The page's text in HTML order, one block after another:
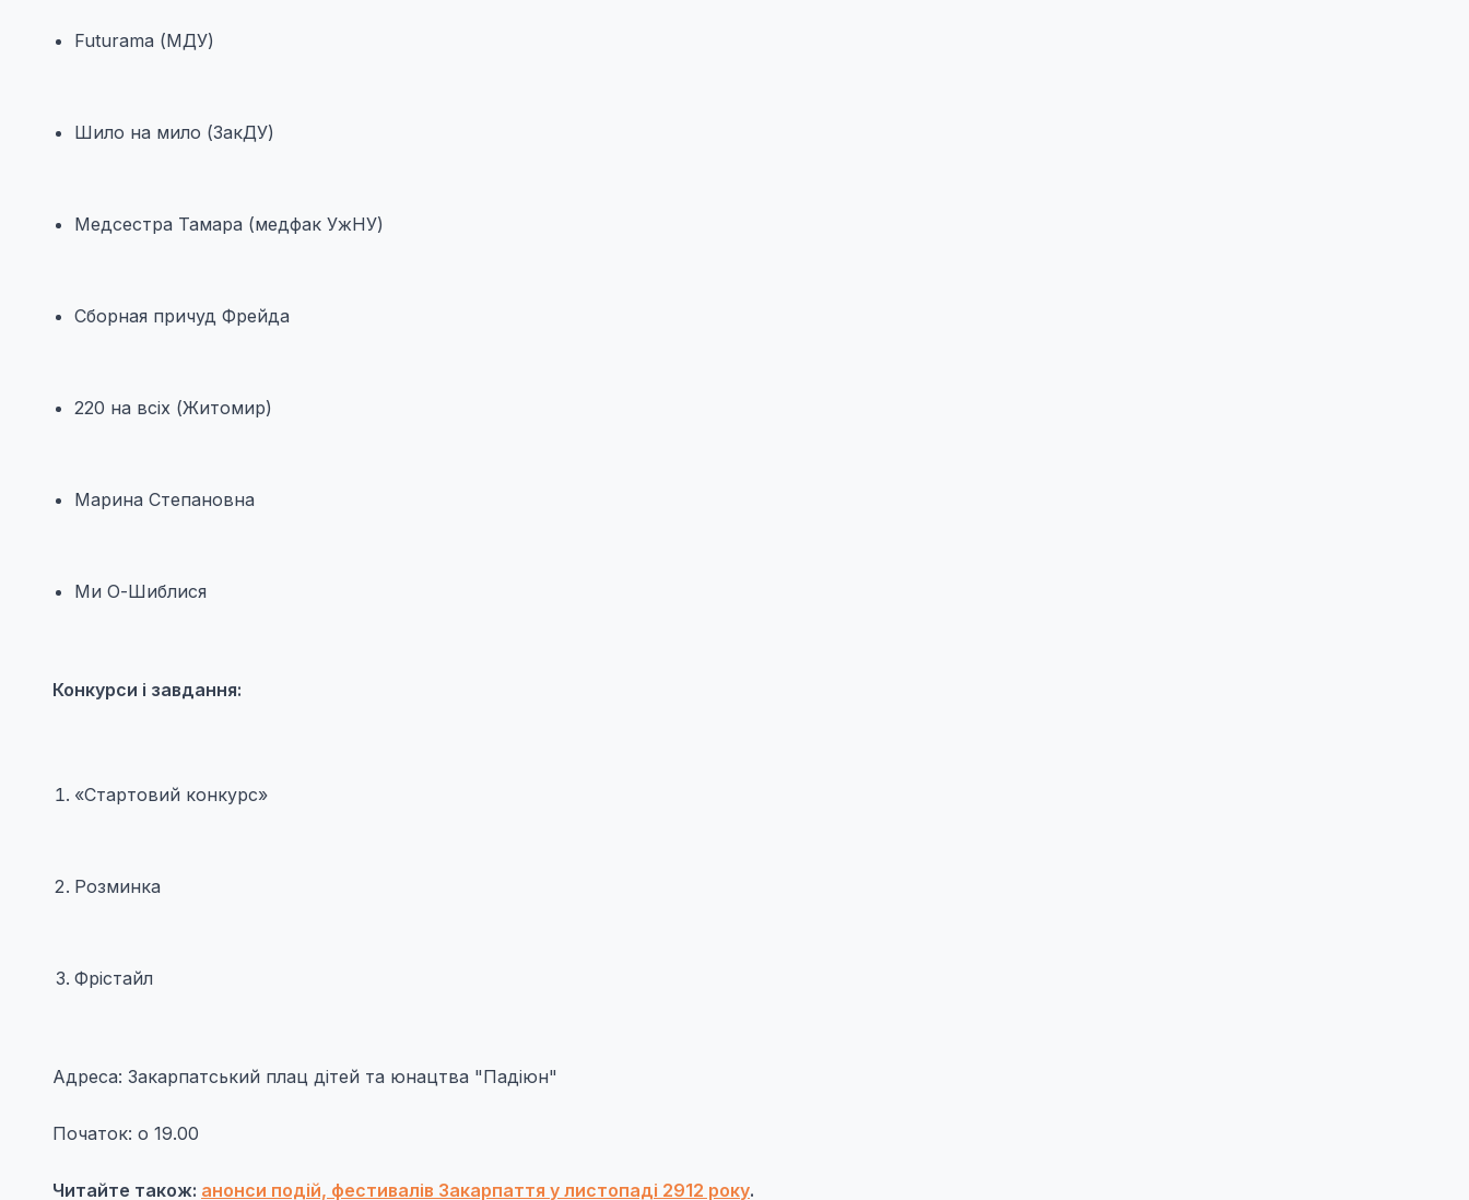
Futurama (МДУ)
Шило на мило (ЗакДУ)
Медсестра Тамара (медфак УжНУ)
Сборная причуд Фрейда
220 на всіх (Житомир)
Марина Степановна
Ми О-Шиблися
Конкурси і завдання:
«Стартовий конкурс»
Розминка
Фрістайл
Адреса: Закарпатський плац дітей та юнацтва "Падіюн"
Початок: о 19.00
Читайте також: анонси подій, фестивалів Закарпаття у листопаді 2912 року.